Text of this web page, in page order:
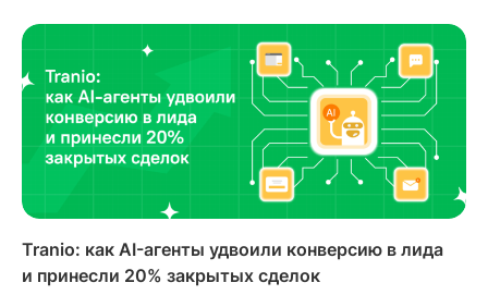
Tranio: как AI-агенты удвоили конверсию в лида
и принесли 20% закрытых сделок